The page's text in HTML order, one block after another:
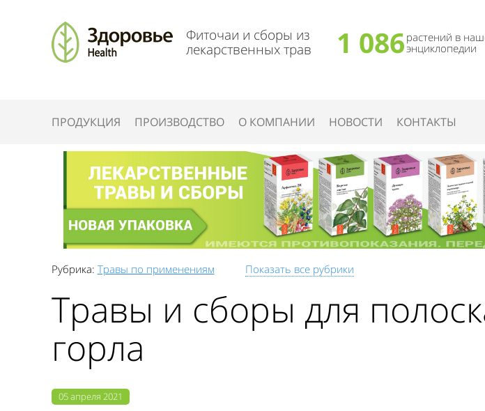
Фиточаи и сборы из
лекарственных трав
1 086 растений в
энциклопедии
ПРОДУКЦИЯ ПРОИЗВОДСТВО О КОМПАНИИ НОВОСТИ КОНТАКТЫ
Рубрика: Травы по применениям Показать все рубрики
Травы и сборы для
горла
05 апреля 2021